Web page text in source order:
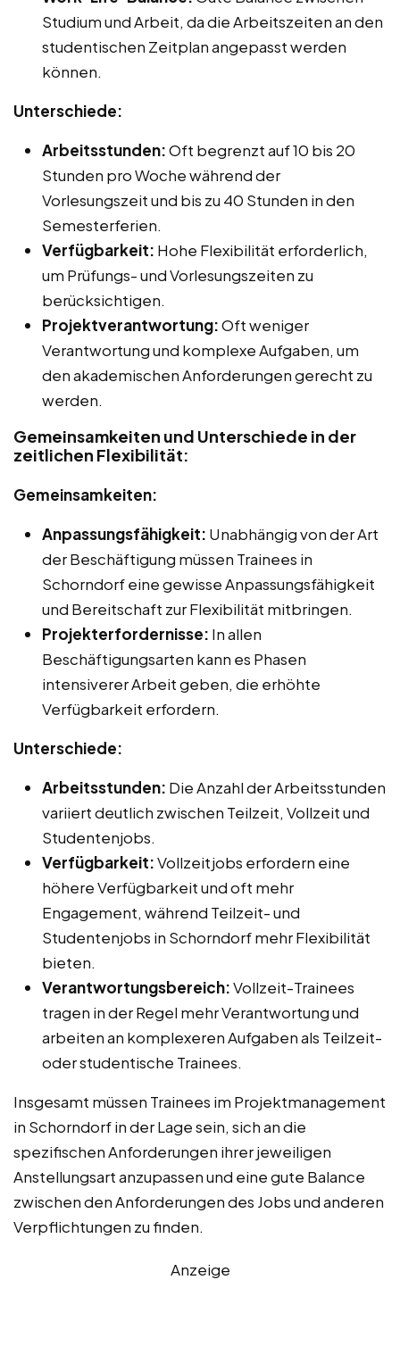
Studium und Arbeit, da die Arbeitszeiten an den
studentischen Zeitplan angepasst werden
können.
Unterschiede:
Arbeitsstunden:Oft begrenzt auf 10 bis 20
Stunden pro Woche während der
Vorlesungszeit und bis zu 40 Stunden in den
Semesterferien.
Verfügbarkeit: Hohe Flexibilität erforderlich,
um Prüfungs- und Vorlesungszeiten zu
berücksichtigen.
Projektverantwortung:Oft weniger
Verantwortung und komplexe Aufgaben, um
den akademischen Anforderungen gerecht zu
werden.
Gemeinsamkeiten und Unterschiede in der
zeitlichen Flexibilität:
Gemeinsamkeiten:
Anpassungsfähigkeit: Unabhängig von der Art
der Beschäftigung müssen Trainees in
Schorndorf eine gewisse Anpassungsfähigkeit
und Bereitschaft zur Flexibilität mitbringen.
Projekterfordernisse: In allen
Beschäftigungsarten kann es Phasen
intensiverer Arbeit geben, die erhöhte
Verfügbarkeit erfordern.
Unterschiede:
Arbeitsstunden: Die Anzahl der Arbeitsstunden
variiert deutlich zwischen Teilzeit, Vollzeit und
Studentenjobs.
Verfügbarkeit:Vollzeitjobs erfordern eine
höhere Verfügbarkeit und oft mehr
Engagement, während Teilzeit- und
Studentenjobs in Schorndorf mehr Flexibilität
bieten.
Verantwortungsbereich:Vollzeit-Trainees
tragen in der Regel mehr Verantwortung und
arbeiten an komplexeren Aufgaben als Teilzeit-
oder studentische Trainees.
Insgesamt müssen Trainees im Projektmanagement
in Schorndorf in der Lage sein, sich an die
spezifischen Anforderungen ihrer jeweiligen
Anstellungsart anzupassen und eine gute Balance
zwischen den Anforderungen des Jobs und anderen
Verpflichtungen zu finden.
Anzeige